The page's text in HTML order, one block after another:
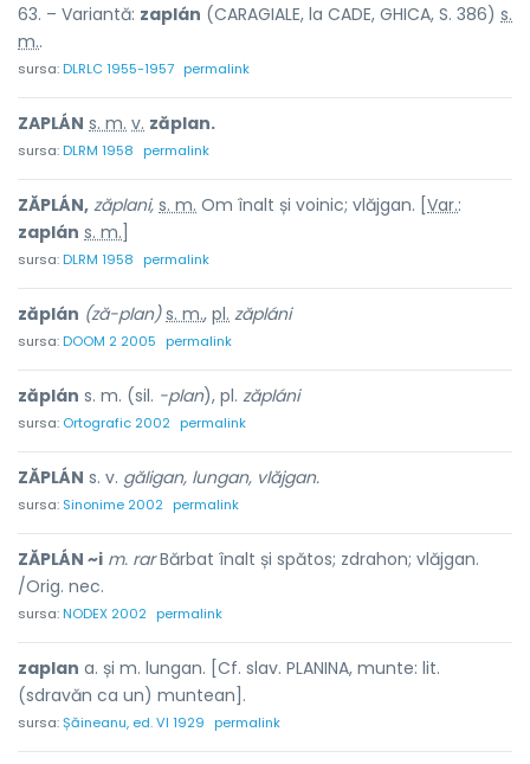
63. – Variantă: zaplán (CARAGIALE, la CADE, GHICA, S. 386) s.
m..
sursa:DLRLC 1955-1957 permalink
ZAPLÁN s. m. v. zăplan.
sursa:DLRM 1958 permalink
ZĂPLÁN, zăplani, s. m. Om înalt și voinic; vlăjgan. [ Var.:
zaplán s. m.
sursa:DLRM 1958 permalink
zăplán (ză-plan) s. m., pl. zăpláni
sursa:DOOM 2 2005 permalink
zăplán s. m. (sil. -plan), pl. zăpláni
sursa: Ortografic 2002 permalink
ZĂPLÁN s. v. găligan, lungan, vlăjgan.
sursa: Sinonime 2002 permalink
ZĂPLÁN ~i m. rarBărbat înalt și spătos; zdrahon; vlăjgan.
/Orig. nec.
sursa:NODEX 2002 permalink
zaplan a. și m. lungan. [Cf. slav. PLANINA, munte: lit.
(sdravăn ca un) muntean].
sursa:Șăineanu, ed. VI 1929 permalink